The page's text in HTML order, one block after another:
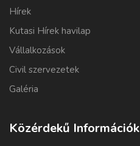
Hírek
Kutasi Hírek havilap
Vállalkozások
Civil szervezetek
Galéria
Közérdekű Információk